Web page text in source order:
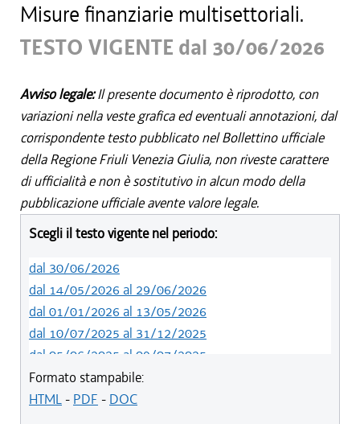
Misure finanziarie multisettoriali.
TESTO VIGENTE dal 30/06/2026
Avviso legale:Il presente documento è riprodotto, con
variazioni nella veste grafica ed eventuali annotazioni, dal
corrispondente testo pubblicato nel Bollettino ufficiale
della Regione Friuli Venezia Giulia, non riveste carattere
di ufficialità e non è sostitutivo in alcun modo della
pubblicazione ufficiale avente valore legale.
Scegli il testo vigente nel periodo:
dal 30/06/2026
dal 14/05/2026 al 29/06/2026
dal 01/01/2026 al 13/05/2026
dal 10/07/2025 al 31/12/2025
dal 05/06/2025 al 09/07/2025
dal 24/04/2025 al 04/06/2025
dal 01/01/2025 al 23/04/2025
Formato stampabile:
HTML- PDF - DOC